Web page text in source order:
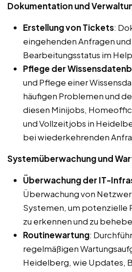
Dokumentation und
Erstellung von Tickets:
eingehenden Anfragen
Bearbeitungsstatus im
Pflege der
und Pflege einer
häufigen Problemen und
diesen Minijobs,
und Vollzeitjobs in
bei wiederkehrenden
Systemüberwachung und
Überwachung der IT-
Überwachung von
Systemen, um potenzielle
zu erkennen und zu
Routinewartung:
regelmäßigen
Heidelberg, wie Updates,